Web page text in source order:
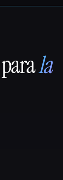
la